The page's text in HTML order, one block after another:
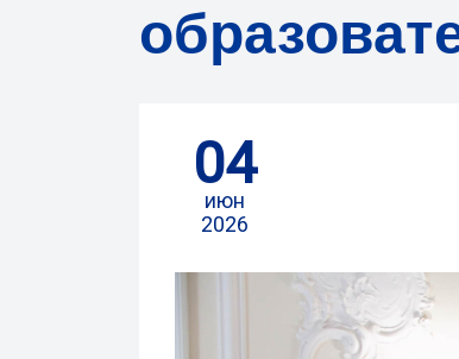
04
июн
2026